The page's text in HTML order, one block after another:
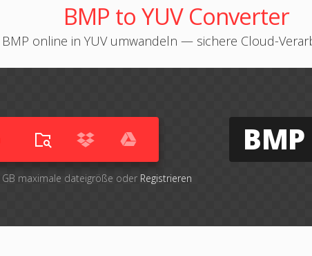
BMP to YUV Converter
BMP online in YUV umwandeln — sichere Cloud-
maximale dateigröße oder Registrieren
BMP